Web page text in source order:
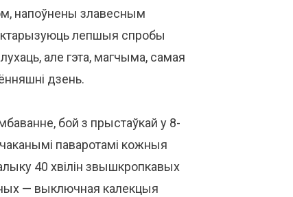
напоўнены злавесным
лепшыя спробы
але гэта, магчыма, самая
дзень.
бой з прыстаўкай у 8-
паваротамі кожныя
40 хвілін звышкропкавых
— выключная калекцыя